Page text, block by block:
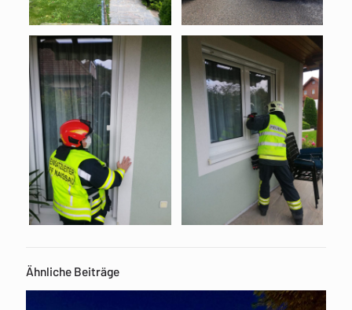
Ähnliche Beiträge